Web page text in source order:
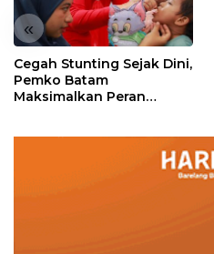
«
Cegah Stunting Sejak Dini,
Pemko Batam
Maksimalkan Peran